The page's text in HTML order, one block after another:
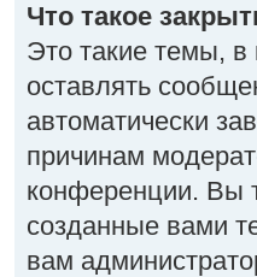
Что такое
Это такие темы, в
оставлять
автоматически
причинам
конференции. Вы
созданные вами
вам